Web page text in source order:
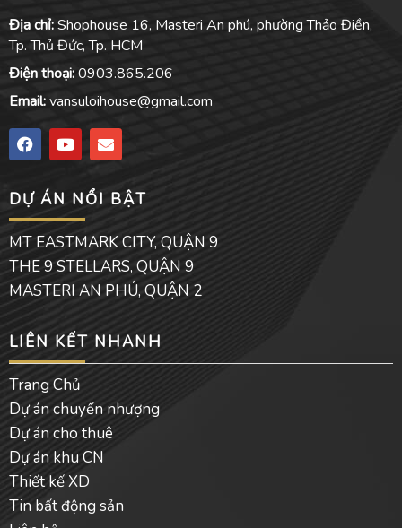
Địa chỉ:Shophouse 16, Masteri An phú, phường Thảo Điền,
Tp. Thủ Đức, Tp. HCM
Điện thoại:0903.865.206
Email:vansuloihouse@gmail.com
F
a
c
b
o
o
k
Y
o
u
u
b
e
E
n
v
o
p
e
DỰ ÁN NỔI BẬT
MT EASTMARK CITY, QUẬN 9
THE 9 STELLARS, QUẬN 9
MASTERI AN PHÚ, QUẬN 2
LIÊN KẾT NHANH
Trang Chủ
Dự án chuyển nhượng
Dự án cho thuê
Dự án khu CN
Thiết kế XD
Tin bất động sản